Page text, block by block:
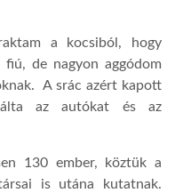
a kocsiból, hogy
de nagyon aggódom
A srác azért kapott
az autókat és az
130 ember, köztük a
is utána kutatnak.